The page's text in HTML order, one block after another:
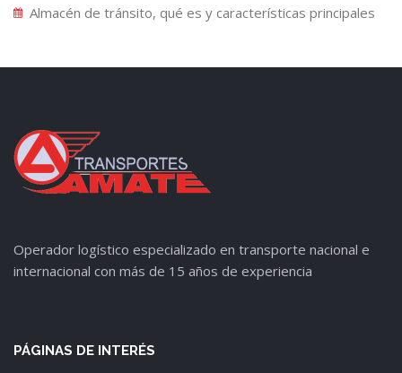
Almacén de tránsito, qué es y características principales
Operador logístico especializado en transporte nacional e
internacional con más de 15 años de experiencia
PÁGINAS DE INTERÉS